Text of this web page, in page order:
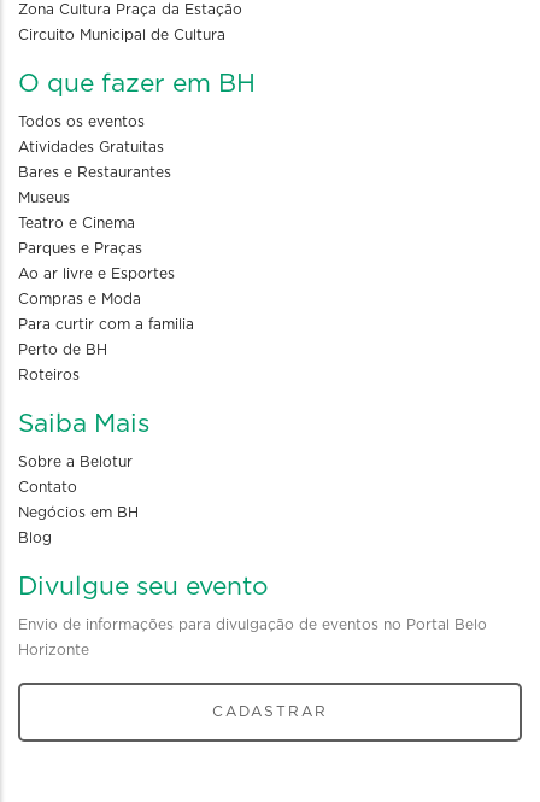
Zona Cultura Praça da Estação
Circuito Municipal de Cultura
O que fazer em BH
Todos os eventos
Atividades Gratuitas
Bares e Restaurantes
Museus
Teatro e Cinema
Parques e Praças
Ao ar livre e Esportes
Compras e Moda
Para curtir com a familia
Perto de BH
Roteiros
Saiba Mais
Sobre a Belotur
Contato
Negócios em BH
Blog
Divulgue seu evento
Envio de informações para divulgação de eventos no Portal Belo
Horizonte
CADASTRAR